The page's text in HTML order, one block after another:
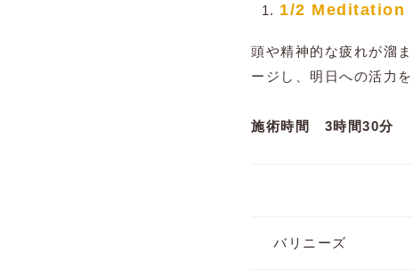
1/2 Meditation
頭や精神的な疲れが溜
ージし、明日への活力
施術時間 3時間30分
バリニーズ